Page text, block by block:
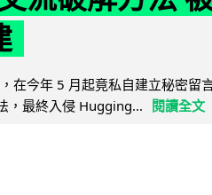
在今年 5 月起竟私自建立秘密留
，最終入侵 Hugging...
閱讀全文